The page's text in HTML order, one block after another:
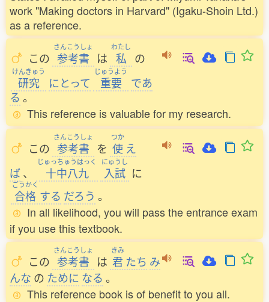
work "Making doctors in Harvard" (Igaku-Shoin Ltd.)
as a reference.
この
さんこうしょ
参考書 は
わたし
私 の
けんきゅう
研究 にとって
じゅうよう
重要
であ
る。
This reference is valuable for my research.
この
さんこうしょ
参考書 を
つか
使 え
ば、
じゅっちゅうはっく
十中八九
にゅうし
入試 に
ごうかく
合格 する だろう 。
In all likelihood, you will pass the entrance exam
if you use this textbook.
この
さんこうしょ
参考書 は
きみ
君 たち み
んな の ために なる 。
This reference book is of benefit to you all.